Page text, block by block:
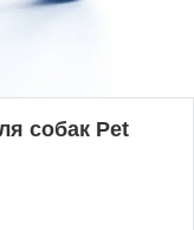
собак Pet